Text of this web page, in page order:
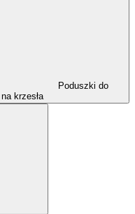
Poduszki do
krzesła